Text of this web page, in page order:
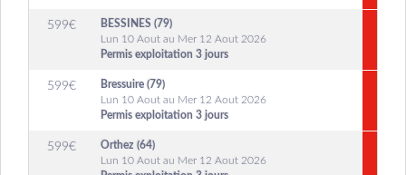
599€
BESSINES (79)
Lun 10 Aout au Mer 12 Aout 2026
Permis exploitation 3 jours
599€
Bressuire (79)
Lun 10 Aout au Mer 12 Aout 2026
Permis exploitation 3 jours
599€
Orthez (64)
Lun 10 Aout au Mer 12 Aout 2026